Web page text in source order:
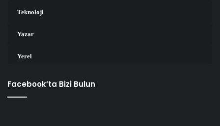
Teknoloji
Yazar
Yerel
Facebook’ta Bizi Bulun